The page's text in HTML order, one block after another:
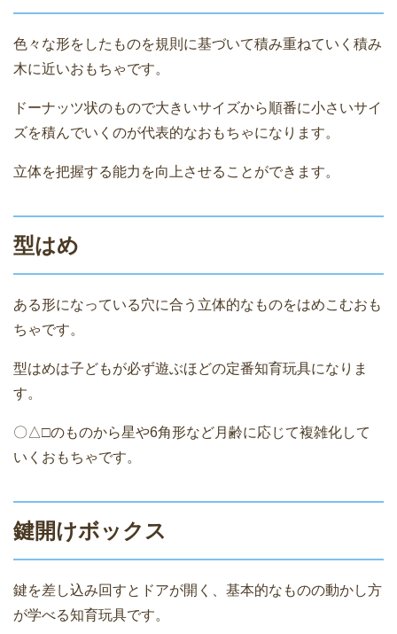
色々な形をしたものを規則に基づいて積み重ねていく積み
木に近いおもちゃです。
ドーナッツ状のもので大きいサイズから順番に小さいサイ
ズを積んでいくのが代表的なおもちゃになります。
立体を把握する能力を向上させることができます。
型はめ
ある形になっている穴に合う立体的なものをはめこむおも
ちゃです。
型はめは子どもが必ず遊ぶほどの定番知育玩具になりま
す。
〇△□のものから星や6角形など月齢に応じて複雑化して
いくおもちゃです。
鍵開けボックス
鍵を差し込み回すとドアが開く、基本的なものの動かし方
が学べる知育玩具です。